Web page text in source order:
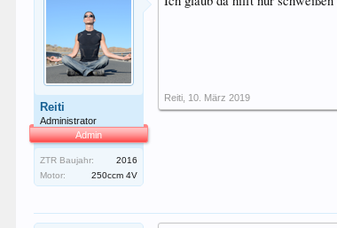
Reiti
Administrator
Admin
ZTR Baujahr:
2016
Motor:
250ccm 4V
Reiti 10. März 2019